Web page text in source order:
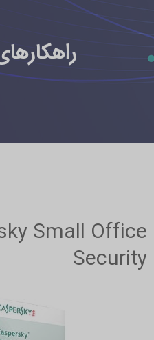
Small Office
Security